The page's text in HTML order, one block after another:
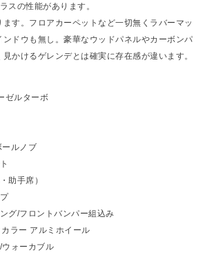
スの性能があります。
す。フロアカーペットなど一切無くラバーマッ
ンドウも無し。豪華なウッドパネルやカーボンパ
かけるゲレンデとは確実に存在感が違います。
ゼルターボ
ールノブ
助手席）
グ/フロントバンパー組込み
ラー アルミホイール
ォーカブル